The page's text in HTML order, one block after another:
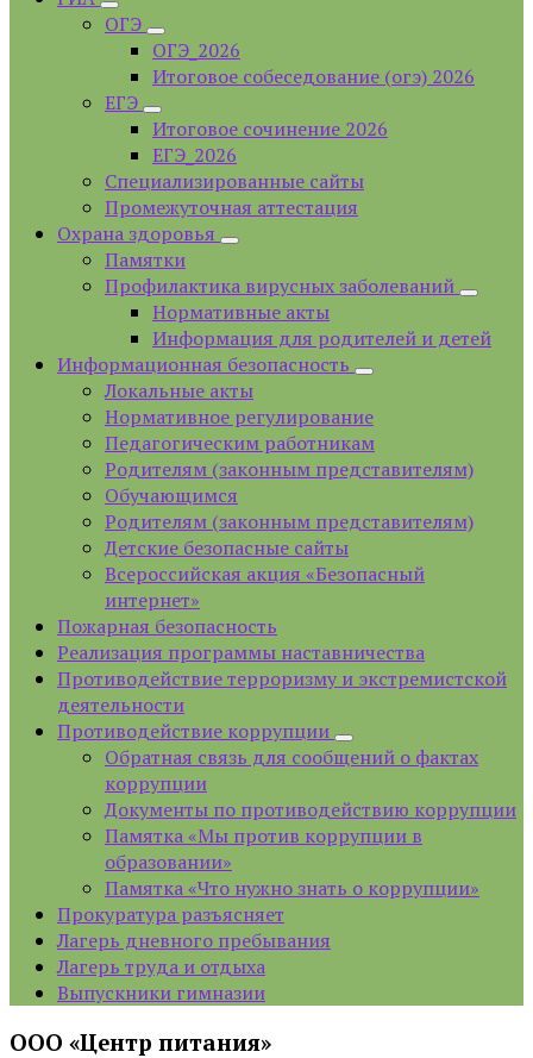
ОГЭ
ОГЭ_2026
Итоговое собеседование (огэ) 2026
ЕГЭ
Итоговое сочинение 2026
ЕГЭ_2026
Специализированные сайты
Промежуточная аттестация
Охрана здоровья
Памятки
Профилактика вирусных заболеваний
Нормативные акты
Информация для родителей и детей
Информационная безопасность
Локальные акты
Нормативное регулирование
Педагогическим работникам
Родителям (законным представителям)
Обучающимся
Родителям (законным представителям)
Детские безопасные сайты
Всероссийская акция «Безопасный
интернет»
Пожарная безопасность
Реализация программы наставничества
Противодействие терроризму и экстремистской
деятельности
Противодействие коррупции
Обратная связь для сообщений о фактах
коррупции
Документы по противодействию коррупции
Памятка «Мы против коррупции в
образовании»
Памятка «Что нужно знать о коррупции»
Прокуратура разъясняет
Лагерь дневного пребывания
Лагерь труда и отдыха
Выпускники гимназии
ООО «Центр питания»